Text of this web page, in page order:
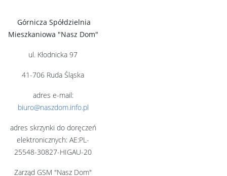
Górnicza Spółdzielnia
Mieszkaniowa "Nasz Dom"
ul. Kłodnicka 97
41-706 Ruda Śląska
adres e-mail:
biuro@naszdom.info.pl
adres skrzynki do doręczeń
elektronicznych: AE:PL-
25548-30827-HIGAU-20
Zarząd GSM "Nasz Dom"